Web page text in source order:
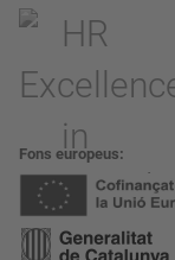
Fons europeus